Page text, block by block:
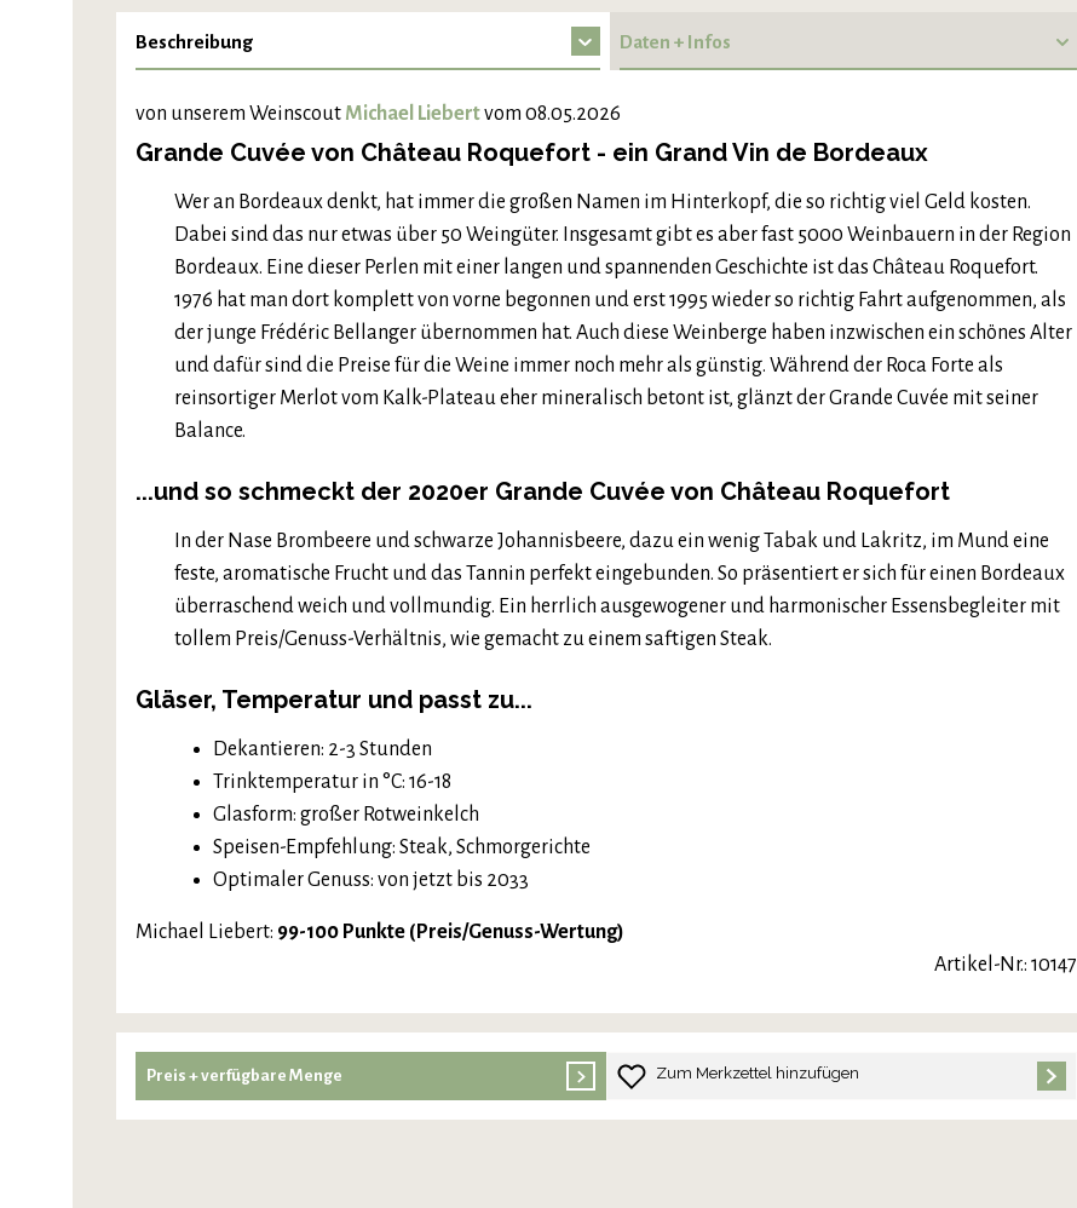
Beschreibung Daten + Infos
von unserem Weinscout Michael Liebertvom 08.05.2026
Grande Cuvée von Château Roquefort - ein Grand Vin de Bordeaux
Wer an Bordeaux denkt, hat immer die großen Namen im Hinterkopf, die so richtig viel Geld kosten.
Dabei sind das nur etwas über 50 Weingüter. Insgesamt gibt es aber fast 5000 Weinbauern in der Region
Bordeaux. Eine dieser Perlen mit einer langen und spannenden Geschichte ist das Château Roquefort.
1976 hat man dort komplett von vorne begonnen und erst 1995 wieder so richtig Fahrt aufgenommen, als
der junge Frédéric Bellanger übernommen hat. Auch diese Weinberge haben inzwischen ein schönes Alter
und dafür sind die Preise für die Weine immer noch mehr als günstig. Während der Roca Forte als
reinsortiger Merlot vom Kalk-Plateau eher mineralisch betont ist, glänzt der Grande Cuvée mit seiner
Balance.
...und so schmeckt der 2020er Grande Cuvée von Château Roquefort
In der Nase Brombeere und schwarze Johannisbeere, dazu ein wenig Tabak und Lakritz, im Mund eine
feste, aromatische Frucht und das Tannin perfekt eingebunden. So präsentiert er sich für einen Bordeaux
überraschend weich und vollmundig. Ein herrlich ausgewogener und harmonischer Essensbegleiter mit
tollem Preis/Genuss-Verhältnis, wie gemacht zu einem saftigen Steak.
Gläser, Temperatur und passt zu...
Dekantieren: 2-3 Stunden
Trinktemperatur in °C: 16-18
Glasform: großer Rotweinkelch
Speisen-Empfehlung: Steak, Schmorgerichte
Optimaler Genuss: von jetzt bis 2033
Michael Liebert: 99-100 Punkte (Preis/Genuss-Wertung)
Artikel-Nr.: 10147
Preis + verfügbare Menge Zum Merkzettel hinzufügen